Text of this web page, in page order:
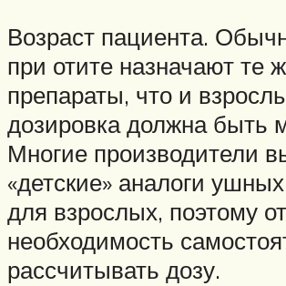
Возраст пациента.
при отите назначают те
препараты, что и
дозировка должна быть
Многие производители
«детские» аналоги
для взрослых, поэтому
необходимость
рассчитывать дозу.